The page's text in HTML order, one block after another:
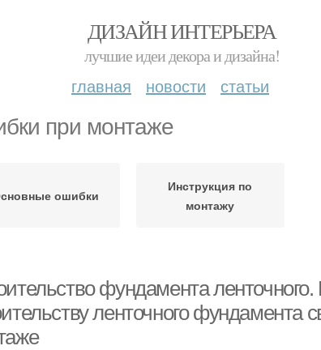
ДИЗАЙН ИНТЕРЬЕРА
лучшие идеи декора и дизайна!
главная новости статьи
при монтаже
ошибки
Инструкция по
монтажу
фундамента
ленточного